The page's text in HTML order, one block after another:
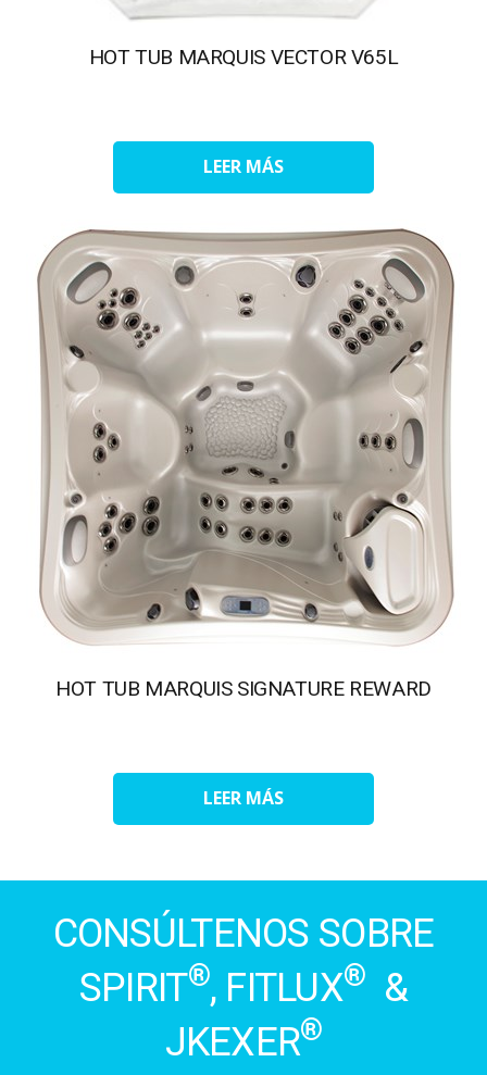
HOT TUB MARQUIS VECTOR V65L
LEER MÁS
HOT TUB MARQUIS SIGNATURE REWARD
LEER MÁS
CONSÚLTENOS SOBRE
SPIRIT®, FITLUX® &
JKEXER®